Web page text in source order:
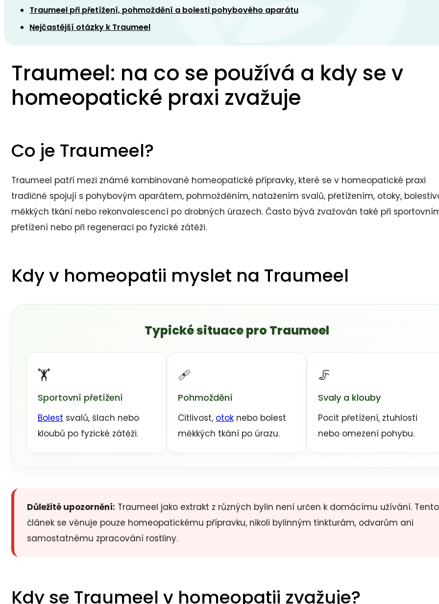
Traumeel při přetížení, pohmoždění a bolesti pohybového aparátu
Nejčastější otázky k Traumeel
Traumeel: na co se používá a kdy se v
homeopatické praxi zvažuje
Co je Traumeel?
Traumeel patří mezi známé kombinované homeopatické přípravky, které se v homeopatické praxi
tradičně spojují s pohybovým aparátem, pohmožděním, natažením svalů, přetížením, otoky,
měkkých tkání nebo rekonvalescencí po drobných úrazech. Často bývá zvažován také při
přetížení nebo při regeneraci po fyzické zátěži.
Kdy v homeopatii myslet na Traumeel
Typické situace pro Traumeel
🏋️
Sportovní přetížení
Bolest svalů, šlach nebo
kloubů po fyzické zátěži.
🩹
Pohmoždění
Citlivost, otok nebo bolest
měkkých tkání po úrazu.
🦵
Svaly a klouby
Pocit přetížení, ztuhlosti
nebo omezení pohybu.
Důležité upozornění: Traumeel jako extrakt z různých bylin není určen k domácímu užívání. Tento
článek se věnuje pouze homeopatickému přípravku, nikoli bylinným tinkturám, odvarům ani
samostatnému zpracování rostliny.
Kdy se Traumeel v homeopatii zvažuje?